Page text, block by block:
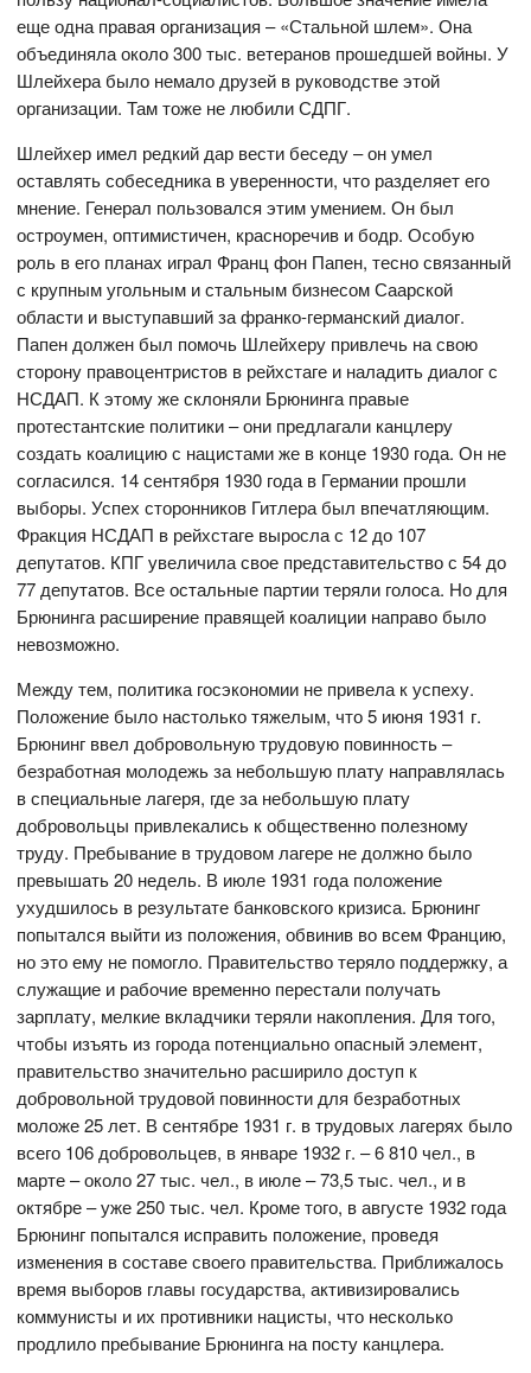
еще одна правая организация – «Стальной шлем». Она
объединяла около 300 тыс. ветеранов прошедшей войны. У
Шлейхера было немало друзей в руководстве этой
организации. Там тоже не любили СДПГ.
Шлейхер имел редкий дар вести беседу – он умел
оставлять собеседника в уверенности, что разделяет его
мнение. Генерал пользовался этим умением. Он был
остроумен, оптимистичен, красноречив и бодр. Особую
роль в его планах играл Франц фон Папен, тесно связанный
с крупным угольным и стальным бизнесом Саарской
области и выступавший за франко-германский диалог.
Папен должен был помочь Шлейхеру привлечь на свою
сторону правоцентристов в рейхстаге и наладить диалог с
НСДАП. К этому же склоняли Брюнинга правые
протестантские политики – они предлагали канцлеру
создать коалицию с нацистами же в конце 1930 года. Он не
согласился. 14 сентября 1930 года в Германии прошли
выборы. Успех сторонников Гитлера был впечатляющим.
Фракция НСДАП в рейхстаге выросла с 12 до 107
депутатов. КПГ увеличила свое представительство с 54 до
77 депутатов. Все остальные партии теряли голоса. Но для
Брюнинга расширение правящей коалиции направо было
невозможно.
Между тем, политика госэкономии не привела к успеху.
Положение было настолько тяжелым, что 5 июня 1931 г.
Брюнинг ввел добровольную трудовую повинность –
безработная молодежь за небольшую плату направлялась
в специальные лагеря, где за небольшую плату
добровольцы привлекались к общественно полезному
труду. Пребывание в трудовом лагере не должно было
превышать 20 недель. В июле 1931 года положение
ухудшилось в результате банковского кризиса. Брюнинг
попытался выйти из положения, обвинив во всем Францию,
но это ему не помогло. Правительство теряло поддержку, а
служащие и рабочие временно перестали получать
зарплату, мелкие вкладчики теряли накопления. Для того,
чтобы изъять из города потенциально опасный элемент,
правительство значительно расширило доступ к
добровольной трудовой повинности для безработных
моложе 25 лет. В сентябре 1931 г. в трудовых лагерях было
всего 106 добровольцев, в январе 1932 г. – 6 810 чел., в
марте – около 27 тыс. чел., в июле – 73,5 тыс. чел., и в
октябре – уже 250 тыс. чел. Кроме того, в августе 1932 года
Брюнинг попытался исправить положение, проведя
изменения в составе своего правительства. Приближалось
время выборов главы государства, активизировались
коммунисты и их противники нацисты, что несколько
продлило пребывание Брюнинга на посту канцлера.